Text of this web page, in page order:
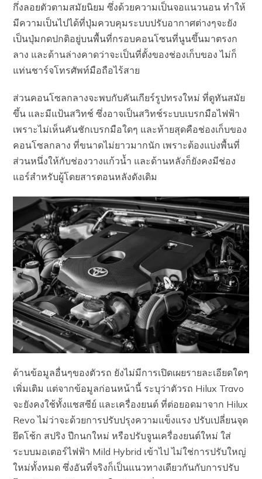
กึ่งลอยตัวตามสมัยนิยม ซึ่งด้วยความเป็นจอแนวนอน ทำให้
มีความเป็นไปได้ที่ปุ่มควบคุมระบบปรับอากาศต่างๆจะยัง
เป็นปุ่มกดปกติอยู่บนพื้นที่กรอบคอนโซนที่นูนขึ้นมาตรงก
ลาง และด้านล่างคาดว่าจะเป็นที่ตั้งของช่องเก็บของ ไม่ก็
แท่นชาร์จโทรศัพท์มือถือไร้สาย
ส่วนคอนโซลกลางจะพบกับคันเกียร์รูปทรงใหม่ ที่ดูทันสมัย
ขึ้น และมีแป้นสวิทช์ ซึ่งอาจเป็นสวิทช์ระบบเบรกมือไฟฟ้า
เพราะไม่เห็นคันชักเบรกมือใดๆ และท้ายสุดคือช่องเก็บของ
คอนโซลกลาง ที่ขนาดไม่ยาวมากนัก เพราะต้องแบ่งพื้นที่
ส่วนหนึ่งให้กับช่องวางแก้วน้ำ และด้านหลังก็ยังคงมีช่อง
แอร์สำหรับผู้โดยสารตอนหลังดังเดิม
ด้านข้อมูลอื่นๆของตัวรถ ยังไม่มีการเปิดเผยรายละเอียดใดๆ
เพิ่มเติม แต่จากข้อมูลก่อนหน้านี้ ระบุว่าตัวรถ Hilux Travo
จะยังคงใช้ทั้งแชสซีย์ และเครื่องยนต์ ที่ต่อยอดมาจาก Hilux
Revo ไม่ว่าจะด้วยการปรับปรุงความแข็งแรง ปรับเปลี่ยนจุด
ยึดโช้ก สปริง ปีกนกใหม่ หรือปรับจูนเครื่องยนต์ใหม่ ใส่
ระบบมอเตอร์ไฟฟ้า Mild Hybrid เข้าไป ไม่ใช่การปรับใหญ่
ใหม่ทั้งหมด ซึ่งอันที่จริงก็เป็นแนวทางเดียวกันกับการปรับ